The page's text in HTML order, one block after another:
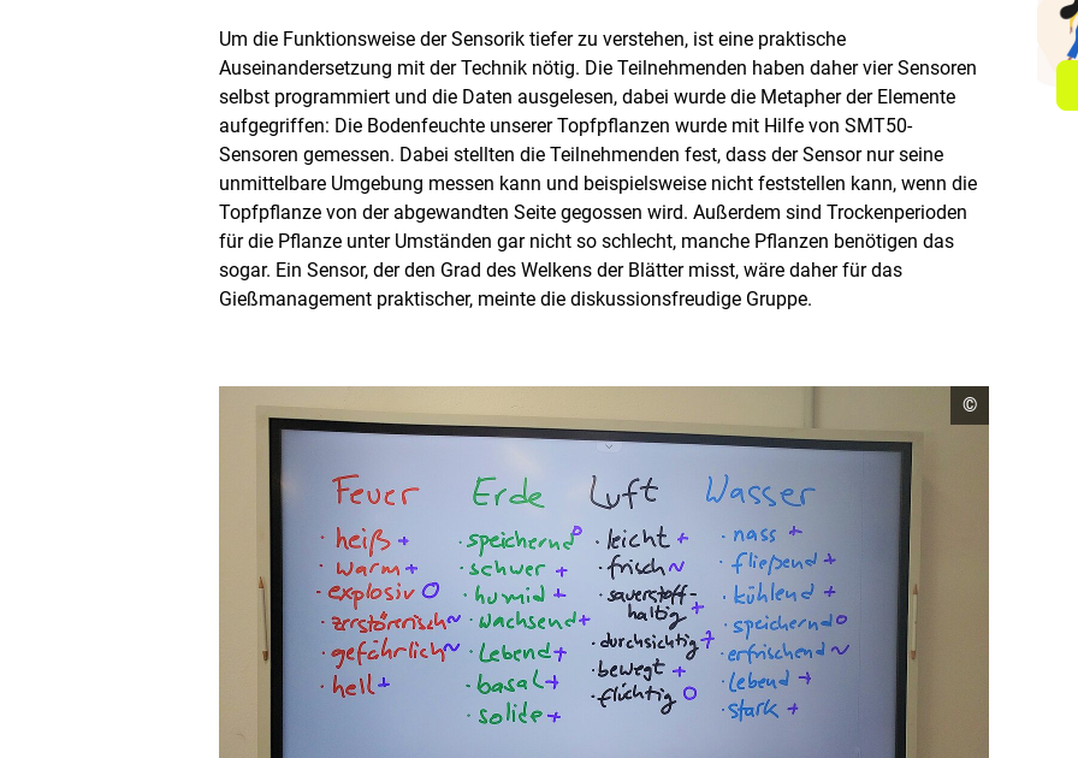
e
g
r
ö
ß
r
e
n
D
a
Um die Funktionsweise der Sensorik tiefer zu verstehen, ist eine praktische
Auseinandersetzung mit der Technik nötig. Die Teilnehmenden haben daher vier Sensoren
selbst programmiert und die Daten ausgelesen, dabei wurde die Metapher der Elemente
aufgegriffen: Die Bodenfeuchte unserer Topfpflanzen wurde mit Hilfe von SMT50-
Sensoren gemessen. Dabei stellten die Teilnehmenden fest, dass der Sensor nur seine
unmittelbare Umgebung messen kann und beispielsweise nicht feststellen kann, wenn die
Topfpflanze von der abgewandten Seite gegossen wird. Außerdem sind Trockenperioden
für die Pflanze unter Umständen gar nicht so schlecht, manche Pflanzen benötigen das
sogar. Ein Sensor, der den Grad des Welkens der Blätter misst, wäre daher für das
Gießmanagement praktischer, meinte die diskussionsfreudige Gruppe.
C
o
©